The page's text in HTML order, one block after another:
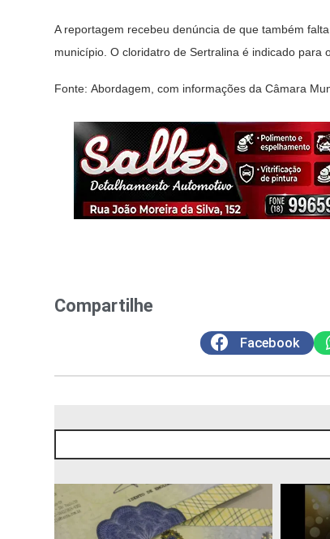
A reportagem recebeu denúncia de que também
município. O cloridatro de Sertralina é indicado para
Fonte: Abordagem, com informações da Câmara
Compartilhe
Facebook